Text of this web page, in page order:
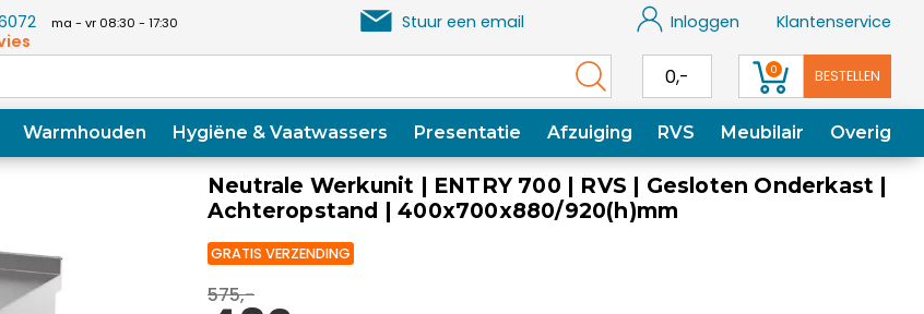
ma - vr 08:30 - 17:30 Stuur een email Inloggen Klantenservice
0,- 0 BESTELLEN
Warmhouden Hygiëne & Vaatwassers Presentatie Afzuiging RVS Meubilair Overig
Neutrale Werkunit | ENTRY 700 | RVS | Gesloten Onderkast |
Achteropstand | 400x700x880/920(h)mm
GRATIS VERZENDING
575,-